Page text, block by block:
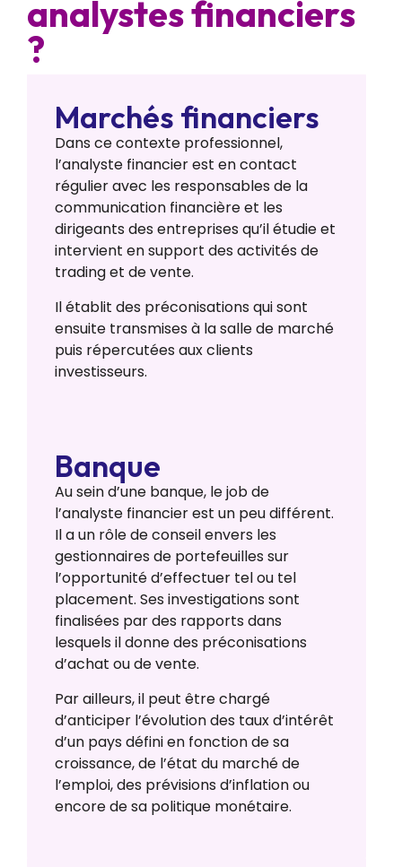
analystes financiers
?
Marchés financiers
Dans ce contexte professionnel,
l’analyste financier est en contact
régulier avec les responsables de la
communication financière et les
dirigeants des entreprises qu’il étudie et
intervient en support des activités de
trading et de vente.
Il établit des préconisations qui sont
ensuite transmises à la salle de marché
puis répercutées aux clients
investisseurs.
Banque
Au sein d’une banque, le job de
l’analyste financier est un peu différent.
Il a un rôle de conseil envers les
gestionnaires de portefeuilles sur
l’opportunité d’effectuer tel ou tel
placement. Ses investigations sont
finalisées par des rapports dans
lesquels il donne des préconisations
d’achat ou de vente.
Par ailleurs, il peut être chargé
d’anticiper l’évolution des taux d’intérêt
d’un pays défini en fonction de sa
croissance, de l’état du marché de
l’emploi, des prévisions d’inflation ou
encore de sa politique monétaire.